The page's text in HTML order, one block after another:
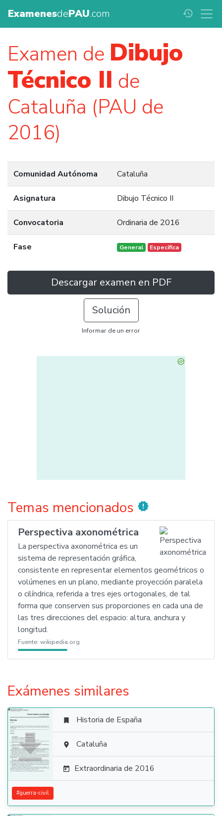
ExamenesdePAU.com history
Examen de Dibujo
Técnico II de
Cataluña (PAU de
2016)
Comunidad Autónoma Cataluña
Asignatura Dibujo Técnico II
Convocatoria Ordinaria de 2016
Fase General Específica
Descargar examen en PDF
Solución
Informar de un error
Temas mencionados new_releases
Perspectiva axonométrica
La perspectiva axonométrica es un
sistema de representación gráfica,
consistente en representar elementos geométricos o
volúmenes en un plano, mediante proyección paralela
o cilíndrica, referida a tres ejes ortogonales, de tal
forma que conserven sus proporciones en cada una de
las tres direcciones del espacio: altura, anchura y
longitud.
Fuente: wikipedia.org
Exámenes similares

 Historia de España
 Cataluña
 Extraordinaria de 2016
#guerra-civil